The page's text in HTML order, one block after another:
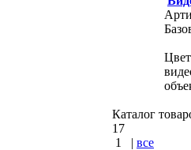
Каталог
17
1
| все